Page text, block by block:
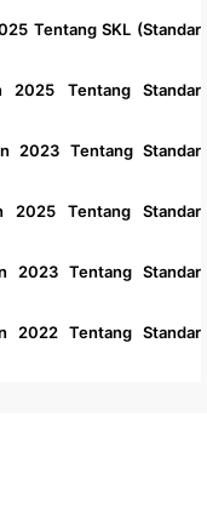
Tentang SKL (Standar
2025 Tentang Standar
2023 Tentang Standar
2025 Tentang Standar
2023 Tentang Standar
2022 Tentang Standar